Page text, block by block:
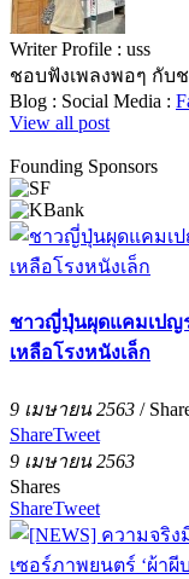
Writer Profile : uss
ชอบฟังเพลงพอๆ กับ
Blog : Social Media :
View all post
Founding Sponsors
ชาวญี่ปุ่นผุดแคมเปญร
เหลือโรงหนังเล็ก
9 เมษายน 2563 /
ShareTweet
9 เมษายน 2563
Shares
ShareTweet